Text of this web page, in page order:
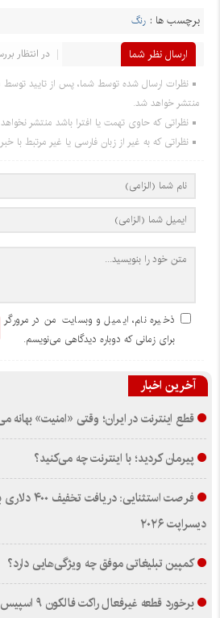
برچسب ها : رنگ
ارسال نظر شما
در انتظار
نظرات ارسال شده توسط شما، پس از تایید توسط
منتشر خواهد شد.
نظراتی که حاوی تهمت یا افترا باشد منتشر
نظراتی که به غیر از زبان فارسی یا غیر مرتبط با
ذخیره نام، ایمیل و وبسایت من در مرورگر
برای زمانی که دوباره دیدگاهی می‌نویسم.
آخرین اخبار
قطع اینترنت در ایران؛ وقتی «امنیت»
پیرمان کردید؛ با اینترنت چه می‌کنید؟
فرصت
دیسراپت ۲۰۲۶
کمپین تبلیغاتی موفق چه ویژگی‌هایی دارد؟
برخورد قطعه